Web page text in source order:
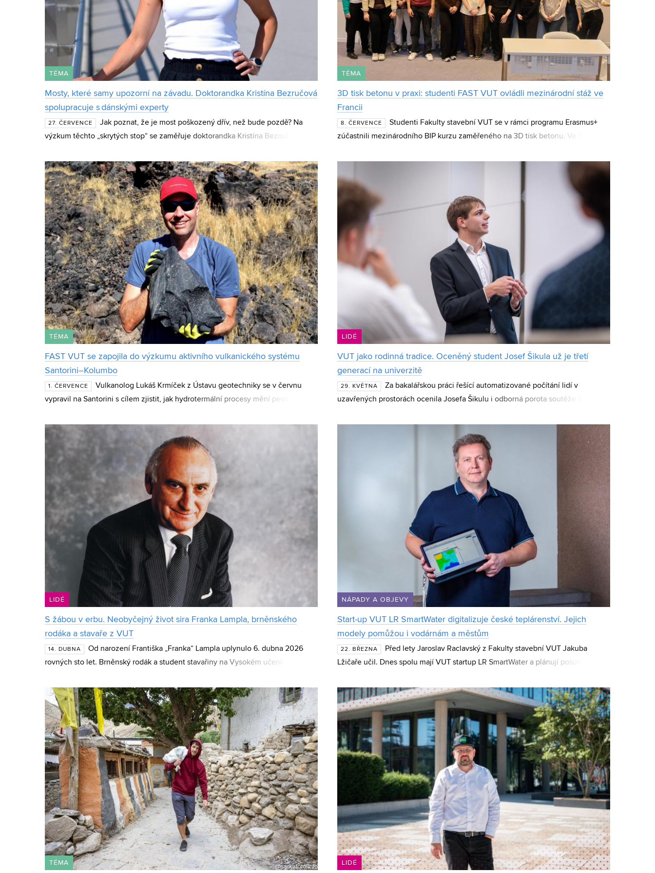
TÉMA
Mosty, které samy upozorní na závadu. Doktorandka Kristína Bezručová
spolupracuje s dánskými experty
27. ČERVENCE
Jak poznat, že je most poškozený dřív, než bude pozdě? Na
výzkum těchto „skrytých stop“ se zaměřuje doktorandka Kristína Bezručová z
TÉMA
3D tisk betonu v praxi: studenti FAST VUT ovládli mezinárodní stáž ve
Francii
8. ČERVENCE
Studenti Fakulty stavební VUT se v rámci programu Erasmus+
zúčastnili mezinárodního BIP kurzu zaměřeného na 3D tisk betonu. Ve Francii si
TÉMA
FAST VUT se zapojila do výzkumu aktivního vulkanického systému
Santorini–Kolumbo
1. ČERVENCE
Vulkanolog Lukáš Krmíček z Ústavu geotechniky se v červnu
vypravil na Santorini s cílem zjistit, jak hydrotermální procesy mění pevnost,
LIDÉ
VUT jako rodinná tradice. Oceněný student Josef Šikula už je třetí
generací na univerzitě
29. KVĚTNA
Za bakalářskou práci řešící automatizované počítání lidí v
uzavřených prostorách ocenila Josefa Šikulu i odborná porota soutěže 8zVUT.
LIDÉ
S žábou v erbu. Neobyčejný život sira Franka Lampla, brněnského
rodáka a stavaře z VUT
14. DUBNA
Od narození Františka „Franka“ Lampla uplynulo 6. dubna 2026
rovných sto let. Brněnský rodák a student stavařiny na Vysokém učení
NÁPADY A OBJEVY
Start-up VUT LR SmartWater digitalizuje české teplárenství. Jejich
modely pomůžou i vodárnám a městům
22. BŘEZNA
Před lety Jaroslav Raclavský z Fakulty stavební VUT Jakuba
Lžičaře učil. Dnes spolu mají VUT startup LR SmartWater a plánují posunout
TÉMA LIDÉ